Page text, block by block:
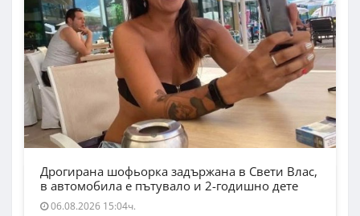
Дрогирана шофьорка задържана в Свети Влас,
в автомобила е пътувало и 2-годишно дете
06.08.2026 15:04ч.